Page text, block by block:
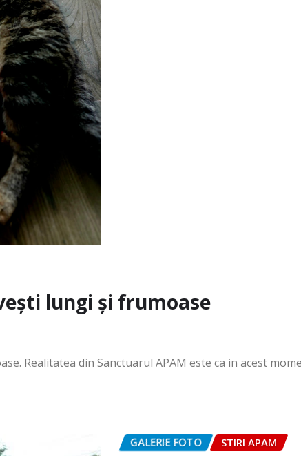
lungi și frumoase
Realitatea din Sanctuarul APAM este ca in acest
GALERIE FOTO STIRI APAM